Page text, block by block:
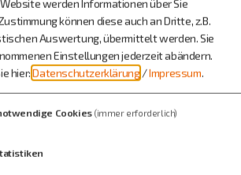
- Tourist-Information
werden Informationen über Sie
können diese auch an Dritte, z.B.
Auswertung, übermittelt werden. Sie
Einstellungen jederzeit abändern.
hier:Datenschutzerklärung /Impressum.
Cookies (immer erforderlich)